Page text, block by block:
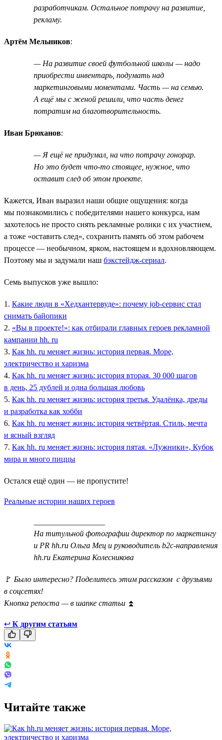
разработчикам. Остальное потрачу на развитие,
рекламу.
Артём Мельников:
— На развитие своей футбольной школы — надо
приобрести инвентарь, подумать над
маркетинговыми моментами. Часть — на семью.
А ещё мы с женой решили, что часть денег
потратим на благотворительность.
Иван Брюханов:
— Я ещё не придумал, на что потрачу гонорар.
Но это будет что-то стоящее, нужное, что
оставит след об этом проекте.
Кажется, Иван выразил наши общие ощущения: когда
мы познакомились с победителями нашего конкурса, нам
захотелось не просто снять рекламные ролики с их участием,
а тоже «оставить след», сохранить память об этом рабочем
процессе — необычном, ярком, настоящем и вдохновляющем.
Поэтому мы и задумали наш бэкстейдж-сериал.
Семь выпусков уже вышло:
1. Какие люди в «Хедхантервуде»: почему job-сервис стал
снимать байопики
2. «Вы в проекте!»: как отбирали главных героев рекламной
кампании hh. ru
3. Как hh. ru меняет жизнь: история первая. Море,
электричество и харизма
4. Как hh. ru меняет жизнь: история вторая. 30 000 шагов
в день, 25 дублей и одна большая любовь
5. Как hh. ru меняет жизнь: история третья. Удалёнка, дреды
и разработка как хобби
6. Как hh. ru меняет жизнь: история четвёртая. Стиль, мечта
и ясный взгляд
7. Как hh. ru меняет жизнь: история пятая. «Лужники», Кубок
мира и много пиццы
Остался ещё один — не пропустите!
Реальные истории наших героев
На титульной фотографии директор по маркетингу
и PR hh.ru Ольга Мец и руководитель b2c-направления
hh.ru Екатерина Колесникова
🚩 Было интересно? Поделитесь этим рассказом с друзьями
в соцсетях!
Кнопка репоста — в шапке статьи ⏫
↩ К другим статьям
Читайте также